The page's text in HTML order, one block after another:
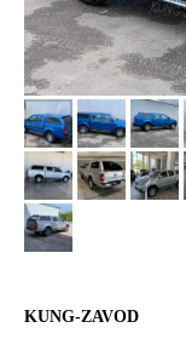
KUNG-ZAVOD